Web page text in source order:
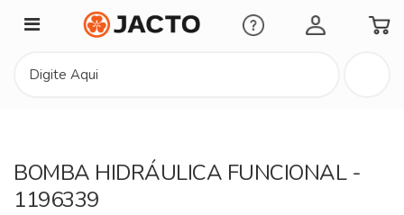
Minha Conta
BOMBA HIDRÁULICA FUNCIONAL -
1196339